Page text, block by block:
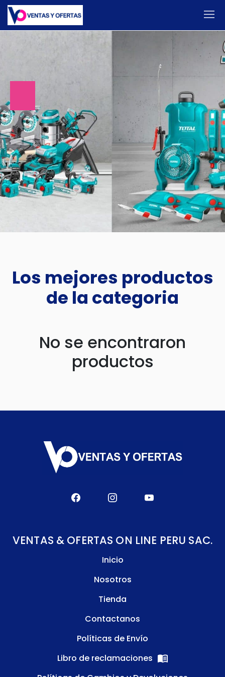
Los mejores productos
de la categoria
No se encontraron
productos
VENTAS & OFERTAS ON LINE PERU SAC.
Inicio
Nosotros
Tienda
Contactanos
Políticas de Envío
Libro de reclamaciones